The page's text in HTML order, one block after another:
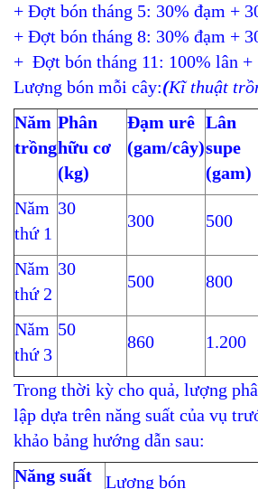
+ Đợt bón tháng 5: 30% đạm +
+ Đợt bón tháng 8: 30% đạm +
+ Đợt bón tháng 11: 100% lân +
Lượng bón mỗi cây:(Kĩ thuật
Năm
trồng
Phân
hữu cơ
(kg)
Đạm urê
(gam/cây)
Lân
supe
(gam)
Năm
thứ 1
30
300 500
Năm
thứ 2
30
500 800
Năm
thứ 3
50
860 1.200
Trong thời kỳ cho quả, lượng
lập dựa trên năng suất của vụ
khảo bảng hướng dẫn sau:
Năng suất
Lượng bón